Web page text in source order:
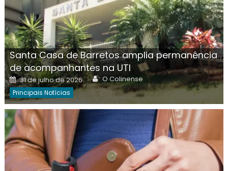
Santa Casa de Barretos amplia permanência
de acompanhantes na UTI
Posted
on
31 de julho de 2026 Author
O Colinense
Principais Notícias